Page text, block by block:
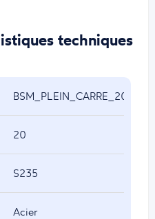
techniques
BSM_PLEIN_CARRE_20x20
20
S235
Acier